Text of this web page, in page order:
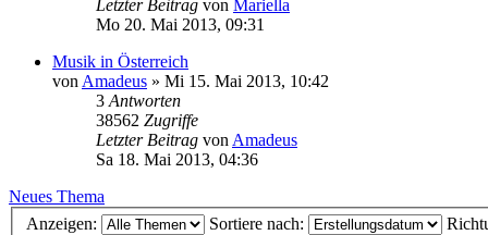
Letzter Beitrag von Mariella
Mo 20. Mai 2013, 09:31
Musik in Österreich
von Amadeus » Mi 15. Mai 2013, 10:42
3 Antworten
38562 Zugriffe
Letzter Beitrag von Amadeus
Sa 18. Mai 2013, 04:36
Neues Thema
Anzeigen:
Sortiere nach: